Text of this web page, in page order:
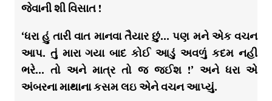
જેવાની શી વિસાત !
‘ધરા હું તારી વાત માનવા તૈયાર છું… પણ મને એક વચન
આપ. તું મારા ગયા બાદ કોઈ આડું અવળું કદમ નહી
ભરે… તો અને માત્ર તો જ જઈશ !’ અને ધરા એ
અંબરના માથાના કસમ લઇ એને વચન આપ્યું.